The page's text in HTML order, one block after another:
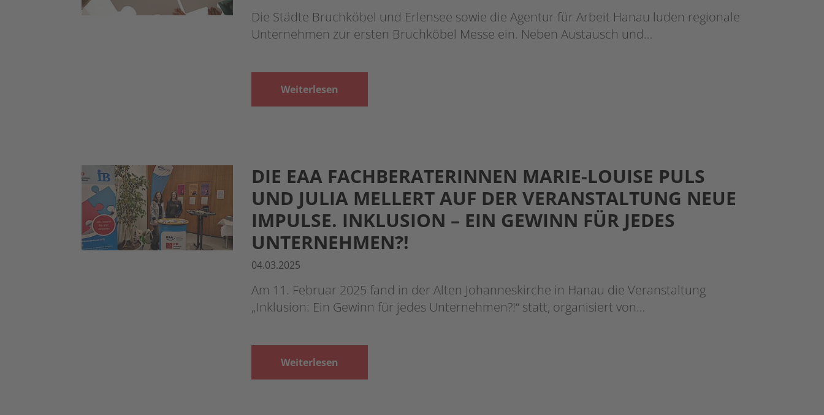
Die Städte Bruchköbel und Erlensee sowie die Agentur für Arbeit Hanau luden regionale
Unternehmen zur ersten Bruchköbel Messe ein. Neben Austausch und…
Weiterlesen
DIE EAA FACHBERATERINNEN MARIE-LOUISE PULS
UND JULIA MELLERT AUF DER VERANSTALTUNG NEUE
IMPULSE. INKLUSION – EIN GEWINN FÜR JEDES
UNTERNEHMEN?!
04.03.2025
Am 11. Februar 2025 fand in der Alten Johanneskirche in Hanau die Veranstaltung
„Inklusion: Ein Gewinn für jedes Unternehmen?!“ statt, organisiert von…
Weiterlesen